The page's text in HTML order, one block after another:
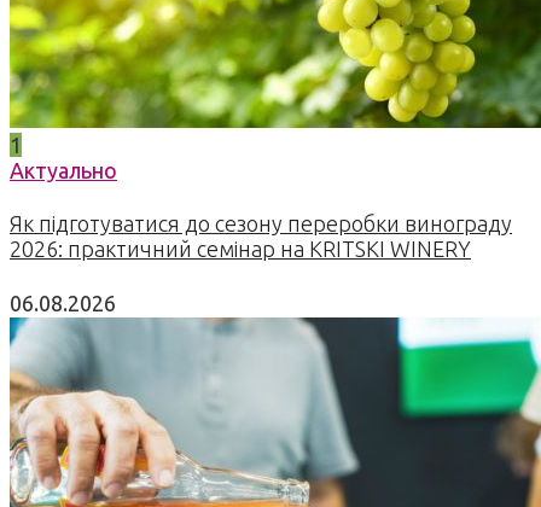
1
Актуально
Як підготуватися до сезону переробки винограду
2026: практичний семінар на KRITSKI WINERY
06.08.2026